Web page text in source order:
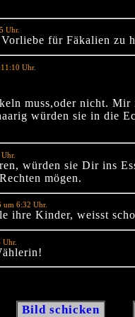
Uhr.
für Fäkalien zu
Uhr.
muss,oder nicht. Mir
würden sie in die
würden sie Dir ins
mögen.
um 6:32 Uhr.
ihre Kinder, weisst
Uhr.
Bild schicken